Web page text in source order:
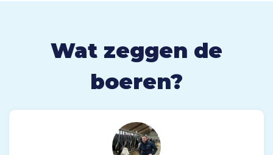
Wat zeggen de
boeren?